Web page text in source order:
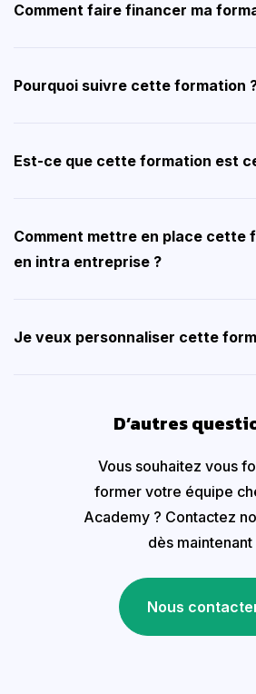
Comment faire financer ma
Pourquoi suivre cette formation
Est-ce que cette formation est
Comment mettre en place cette
en intra entreprise ?
Je veux personnaliser cette
D’autres
Vous souhaitez vous
former votre équipe
Academy ? Contactez
dès maintenant
Nous